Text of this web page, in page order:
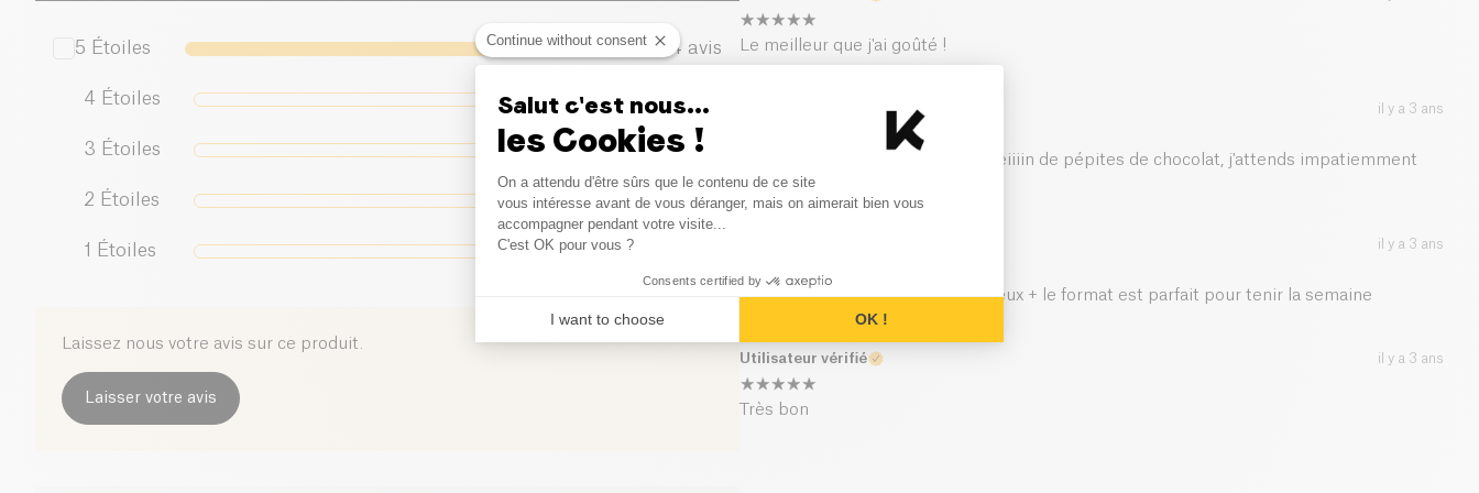
5 Étoiles 4 avis
4 Étoiles 0
3 Étoiles 0 avis
2 Étoiles 0 avis
1 Étoiles
Laissez nous votre avis sur ce produit.
Laisser votre avis
Le meilleur que j'ai goûté !
il y a 3 ans
Le meilleur que j'ai goûté avec pleiiiin de pépites de chocolat, j'attends impatiemment
qu'il revienne en stock !
il y a 3 ans
Délicieux et à prix super avantageux + le format est parfait pour tenir la semaine
Utilisateur vérifié il y a 3 ans
Très bon
Continue without consent
Salut c'est nous...
les Cookies !
Consent Management Platform: Personalize Your Options
On a attendu d'être sûrs que le contenu de ce site
vous intéresse avant de vous déranger, mais on aimerait bien vous
accompagner pendant votre visite...
C'est OK pour vous ?
Consents certified by
I want to choose OK !
Axeptio consent